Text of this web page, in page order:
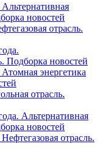
новостей
отрасль.
Подборка новостей
энергетика
отрасль.
Альтернативная
новостей
отрасль.